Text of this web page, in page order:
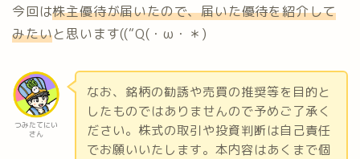
今回は株主優待が届いたので、届いた優待を紹介して
みたいと思います((“Q(・ω・＊)
つみたてにい
さん
なお、銘柄の勧誘や売買の推奨等を目的と
したものではありませんので予めご了承く
ださい。株式の取引や投資判断は自己責任
でお願いいたします。本内容はあくまで個